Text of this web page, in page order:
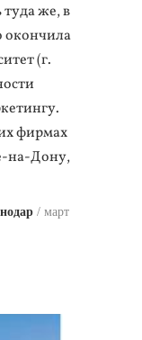
туда же, в
окончила
(г.
фирмах
на-Дону,
март